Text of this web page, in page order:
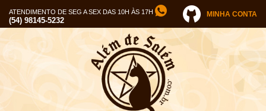
ATENDIMENTO DE SEG A SEX DAS 10H ÀS 17H
(54) 98145-5232
MINHA CONTA